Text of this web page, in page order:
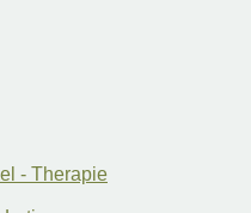
- Therapie